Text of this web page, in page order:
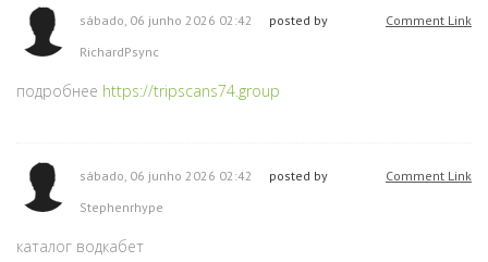
Comment Link
sábado, 06 junho 2026 02:42
posted by
RichardPsync
подробнее https://tripscans74.group
Comment Link
sábado, 06 junho 2026 02:42
posted by
Stephenrhype
каталог водкабет